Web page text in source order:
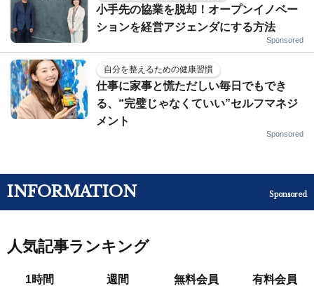
小手先の協業を脱却！オープンイノベー
ションを経営アジェンダにする方法
Sponsored
自分を整えるための健康習慣
仕事に家事と慌ただしい毎日でもでき
る、“完璧じゃなくていい”セルフマネジ
メント
Sponsored
INFORMATION Sponsored
人気記事ランキング
1時間 週間 無料会員 有料会員